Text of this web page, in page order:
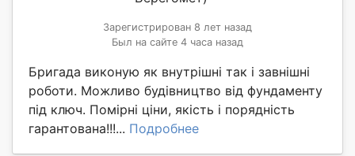
Зарегистрирован 8 лет назад
Был на сайте 4 часа назад
Бригада виконую як внутрішні так і завнішні
роботи. Можливо будівництво від фундаменту
під ключ. Помірні ціни, якість і порядність
гарантована!!!... Подробнее